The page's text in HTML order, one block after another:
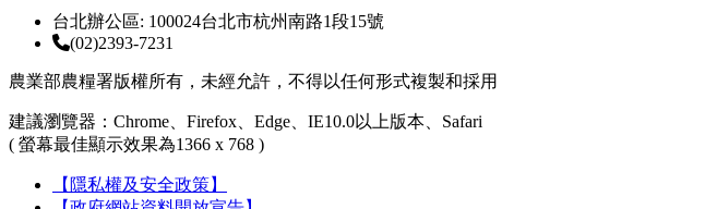
台北辦公區: 100024台北市杭州南路1段15號
(02)2393-7231
農業部農糧署版權所有，未經允許，不得以任何形式複製和採用
建議瀏覽器：Chrome、Firefox、Edge、IE10.0以上版本、Safari
( 螢幕最佳顯示效果為1366 x 768 )
【隱私權及安全政策】